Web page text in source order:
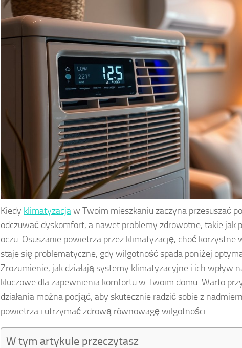
Kiedy klimatyzacjaw Twoim mieszkaniu zaczyna przesuszać
odczuwać dyskomfort, a nawet problemy zdrowotne, takie jak
oczu. Osuszanie powietrza przez klimatyzację, choć korzystne
staje się problematyczne, gdy wilgotność spada poniżej
Zrozumienie, jak działają systemy klimatyzacyjne i ich wpływ
kluczowe dla zapewnienia komfortu w Twoim domu. Warto
działania można podjąć, aby skutecznie radzić sobie z
powietrza i utrzymać zdrową równowagę wilgotności.
W tym artykule przeczytasz